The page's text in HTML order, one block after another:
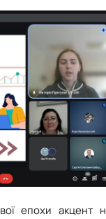
епохи акцент